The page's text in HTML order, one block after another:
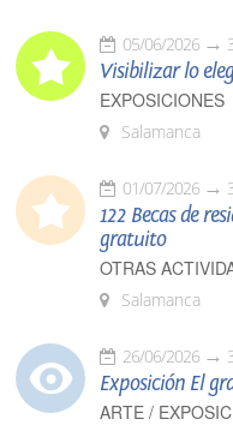
05/06/2026
Visibilizar lo
EXPOSICIONES
Salamanca
01/07/2026
122 Becas de
gratuito
OTRAS
Salamanca
26/06/2026
Exposición El
ARTE /